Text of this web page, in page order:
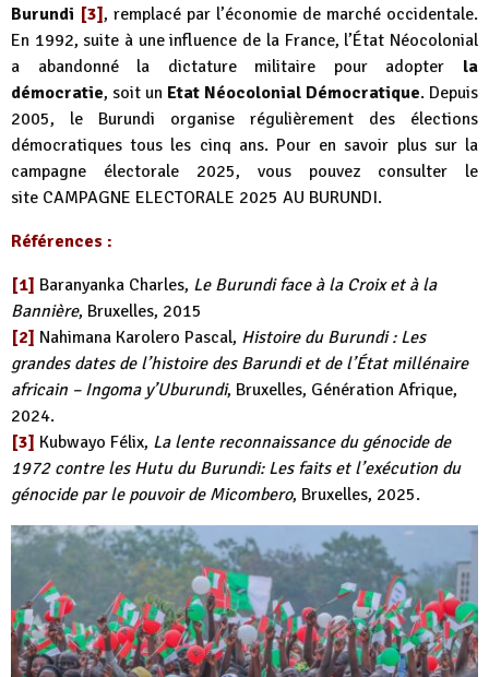
Burundi [3], remplacé par l’économie de marché occidentale.
En 1992, suite à une influence de la France, l’État Néocolonial
a abandonné la dictature militaire pour adopter la
démocratie, soit un Etat Néocolonial Démocratique. Depuis
2005, le Burundi organise régulièrement des élections
démocratiques tous les cinq ans. Pour en savoir plus sur la
campagne électorale 2025, vous pouvez consulter le
site CAMPAGNE ELECTORALE 2025 AU BURUNDI.
Références :
[1] Baranyanka Charles, Le Burundi face à la Croix et à la
Bannière, Bruxelles, 2015
[2] Nahimana Karolero Pascal, Histoire du Burundi : Les
grandes dates de l’histoire des Barundi et de l’État millénaire
africain – Ingoma y’Uburundi, Bruxelles, Génération Afrique,
2024.
[3] Kubwayo Félix, La lente reconnaissance du génocide de
1972 contre les Hutu du Burundi: Les faits et l’exécution du
génocide par le pouvoir de Micombero, Bruxelles, 2025.